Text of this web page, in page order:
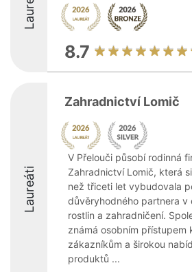
8.7
Laureáti
Zahradnictví Lomič
V Přelouči působí rodinná
Zahradnictví Lomič, která
než třiceti let vybudovala
důvěryhodného partnera v
rostlin a zahradničení.
známá osobním přístupem
zákazníkům a širokou
produktů ...